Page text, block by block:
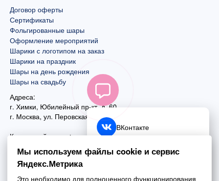
Договор оферты
Сертификаты
Фольгированные шары
Оформление мероприятий
Шарики с логотипом на заказ
Шарики на праздник
Шары на день рождения
Шары на свадьбу
Адреса:
г. Химки, Юбилейный пр-кт, д. 60
г. Москва, ул. Перовская, д. 59
Контактный номер:
+7 (495) 970-44-75
Почта:
ВКонтакте
Telegram
Мы используем файлы cookie и сервис
Яндекс.Метрика
Это необходимо для полноценного функционирования